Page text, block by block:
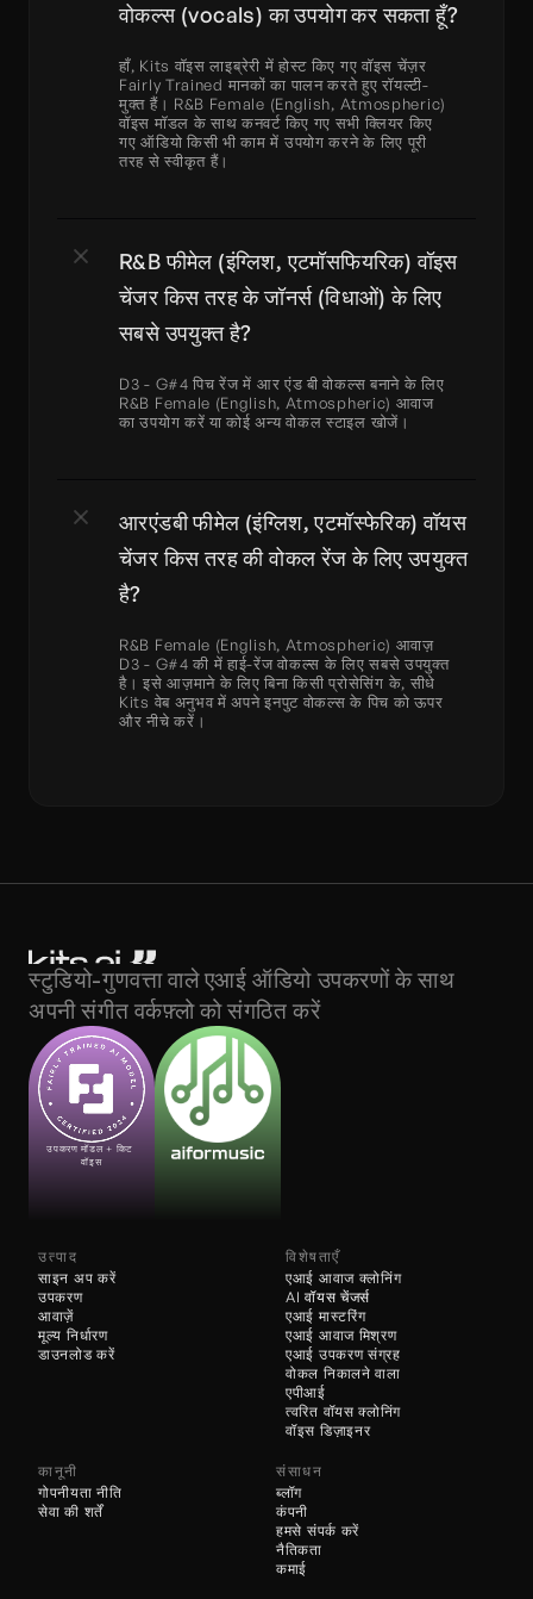
वोकल्स (vocals) का उपयोग कर सकता हूँ?
हाँ, Kits वॉइस लाइब्रेरी में होस्ट किए गए वॉइस चेंज़र
Fairly Trained मानकों का पालन करते हुए रॉयल्टी-
मुक्त हैं। R&B Female (English, Atmospheric)
वॉइस मॉडल के साथ कनवर्ट किए गए सभी क्लियर किए
गए ऑडियो किसी भी काम में उपयोग करने के लिए पूरी
तरह से स्वीकृत हैं।
R&B फीमेल (इंग्लिश, एटमॉसफियरिक) वॉइस
चेंजर किस तरह के जॉनर्स (विधाओं) के लिए
सबसे उपयुक्त है?
D3 - G#4 पिच रेंज में आर एंड बी वोकल्स बनाने के लिए
R&B Female (English, Atmospheric) आवाज
का उपयोग करें या कोई अन्य वोकल स्टाइल खोजें।
आरएंडबी फीमेल (इंग्लिश, एटमॉस्फेरिक) वॉयस
चेंजर किस तरह की वोकल रेंज के लिए उपयुक्त
है?
R&B Female (English, Atmospheric) आवाज़
D3 - G#4 की में हाई-रेंज वोकल्स के लिए सबसे उपयुक्त
है। इसे आज़माने के लिए बिना किसी प्रोसेसिंग के, सीधे
Kits वेब अनुभव में अपने इनपुट वोकल्स के पिच को ऊपर
और नीचे करें।
स्टुडियो-गुणवत्ता वाले एआई ऑडियो उपकरणों के साथ
अपनी संगीत वर्कफ़्लो को संगठित करें
उपकरण मॉडल + किट
वॉइस
उत्पाद
साइन अप करें
उपकरण
आवाज़ें
मूल्य निर्धारण
डाउनलोड करें
विशेषताएँ
एआई आवाज क्लोनिंग
एआई आवाज मिश्रण
AI वॉयस चेंजर्स
एआई मास्टरिंग
एआई उपकरण संग्रह
वोकल निकालने वाला
एपीआई
त्वरित वॉयस क्लोनिंग
वॉइस डिज़ाइनर
कानूनी
गोपनीयता नीति
सेवा की शर्तें
संसाधन
ब्लॉग
कंपनी
हमसे संपर्क करें
नैतिकता
कमाई